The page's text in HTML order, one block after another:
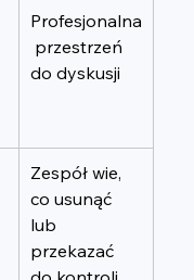
Profesjonalna
przestrzeń
do dyskusji
Zespół wie,
co usunąć
lub
przekazać